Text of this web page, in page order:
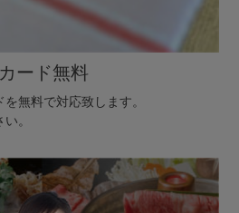
ード無料
無料で対応致します。
。